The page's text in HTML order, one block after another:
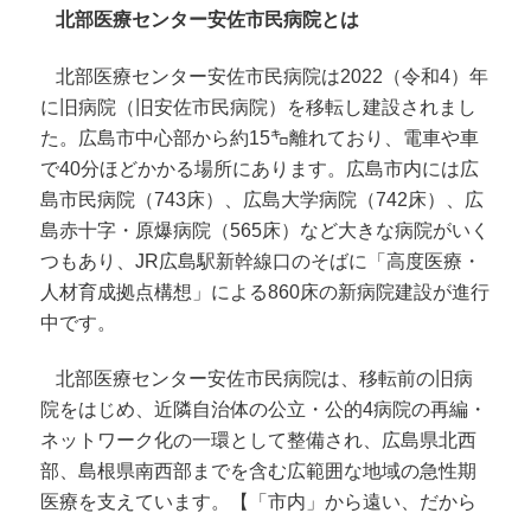
北部医療センター安佐市民病院とは
北部医療センター安佐市民病院は2022（令和4）年
に旧病院（旧安佐市民病院）を移転し建設されまし
た。広島市中心部から約15㌔離れており、電車や車
で40分ほどかかる場所にあります。広島市内には広
島市民病院（743床）、広島大学病院（742床）、広
島赤十字・原爆病院（565床）など大きな病院がいく
つもあり、JR広島駅新幹線口のそばに「高度医療・
人材育成拠点構想」による860床の新病院建設が進行
中です。
北部医療センター安佐市民病院は、移転前の旧病
院をはじめ、近隣自治体の公立・公的4病院の再編・
ネットワーク化の一環として整備され、広島県北西
部、島根県南西部までを含む広範囲な地域の急性期
医療を支えています。【「市内」から遠い、だから